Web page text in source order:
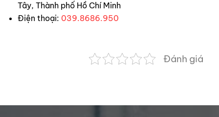
Tây, Thành phố Hồ Chí Minh
Điện thoại: 039.8686.950
Đánh giá